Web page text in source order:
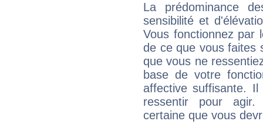
La prédominance
sensibilité et
Vous fonctionnez
de ce que vous faites
que vous ne
base de votre
affective suffisante.
ressentir pour agir.
certaine que vous